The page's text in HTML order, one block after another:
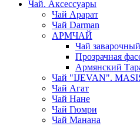
Чай. Аксессуары
Чай Арарат
Чай Darman
АРМЧАЙ
Чай заварочный
Прозрачная
Армянский
Чай "IJEVAN".
Чай Агат
Чай Нане
Чай Гюмри
Чай Манана